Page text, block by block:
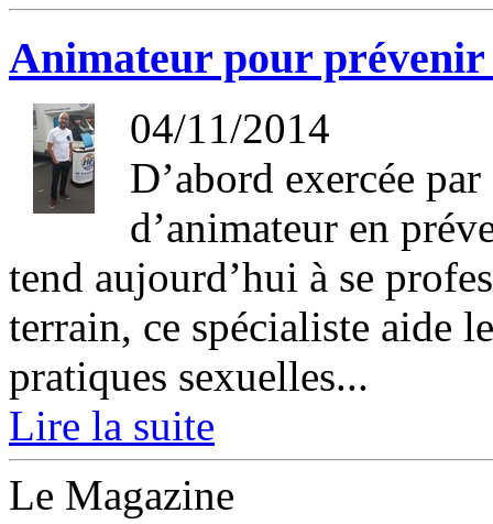
Animateur pour prévenir
04/11/2014
D’abord exercée
d’animateur en
tend aujourd’hui à se
terrain, ce spécialiste aide
pratiques sexuelles...
Lire la suite
Le Magazine